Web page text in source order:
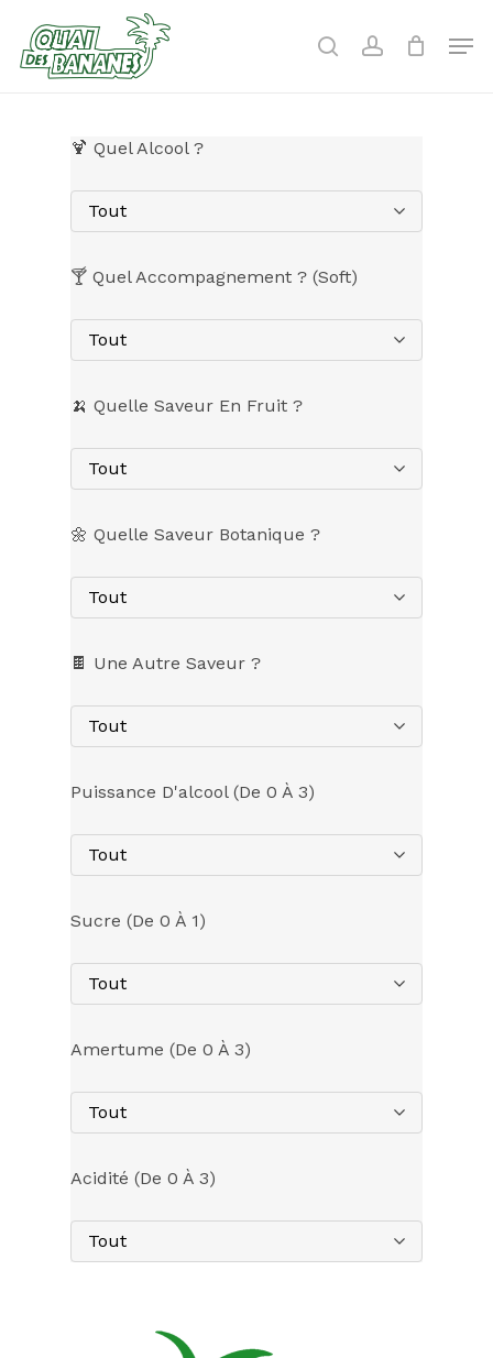
main
content
searchaccount
🍹 Quel Alcool ?
Tout
🍸 Quel Accompagnement ? (Soft)
Tout
🍌 Quelle Saveur En Fruit ?
Tout
🌼 Quelle Saveur Botanique ?
Tout
🍫 Une Autre Saveur ?
Tout
Puissance D'alcool (de 0 À 3)
Tout
Sucre (de 0 À 1)
Tout
Amertume (de 0 À 3)
Tout
Acidité (de 0 À 3)
Tout